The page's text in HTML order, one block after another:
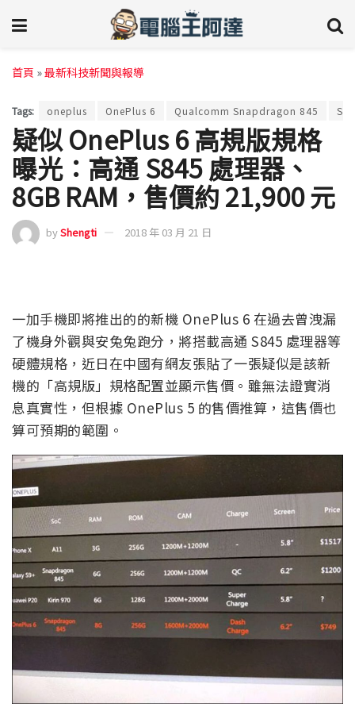
首頁 »最新科技新聞與報導
Tags: oneplus OnePlus 6 Qualcomm Snapdragon 845
疑似 OnePlus 6 高規版規格
曝光：高通 S845 處理器、
8GB RAM，售價約 21,900 元
byShengti 2018 年 03 月 21 日
一加手機即將推出的的新機 OnePlus 6 在過去曾洩漏
了機身外觀與安兔兔跑分，將搭載高通 S845 處理器等
硬體規格，近日在中國有網友張貼了一張疑似是該新
機的「高規版」規格配置並顯示售價。雖無法證實消
息真實性，但根據 OnePlus 5 的售價推算，這售價也
算可預期的範圍。